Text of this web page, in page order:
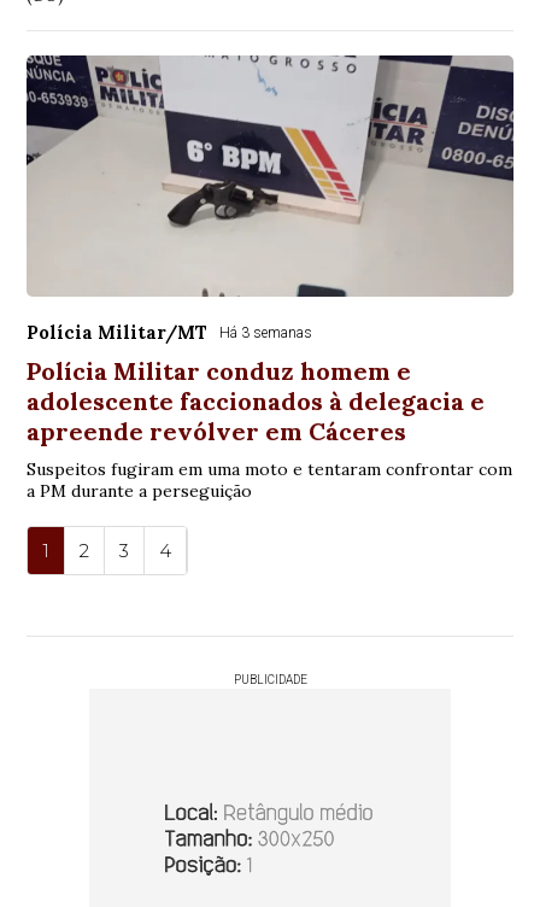
Polícia Militar/MT Há 3 semanas
Polícia Militar conduz homem e
adolescente faccionados à delegacia e
apreende revólver em Cáceres
Suspeitos fugiram em uma moto e tentaram confrontar com
a PM durante a perseguição
1 2 3 4
PUBLICIDADE